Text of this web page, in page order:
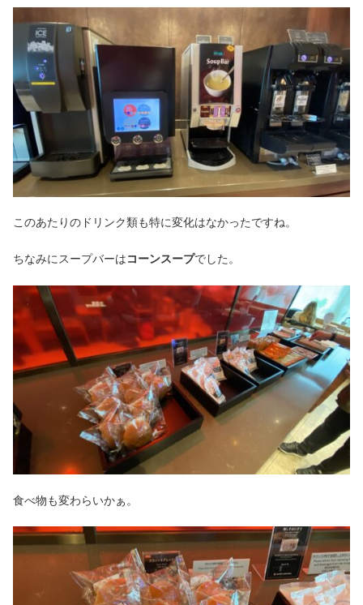
このあたりのドリンク類も特に変化はなかったですね。
ちなみにスープバーはコーンスープでした。
食べ物も変わらいかぁ。